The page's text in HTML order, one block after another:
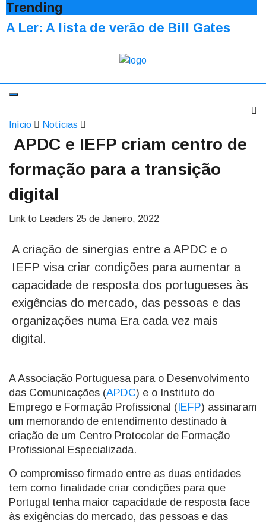
Trending
A Ler: A lista de verão de Bill Gates
Início Notícias
APDC e IEFP criam centro de
formação para a transição
digital
Link to Leaders 25 de Janeiro, 2022
A criação de sinergias entre a APDC e o
IEFP visa criar condições para aumentar a
capacidade de resposta dos portugueses às
exigências do mercado, das pessoas e das
organizações numa Era cada vez mais
digital.
A Associação Portuguesa para o Desenvolvimento
das Comunicações (APDC) e o Instituto do
Emprego e Formação Profissional ( IEFP) assinaram
um memorando de entendimento destinado à
criação de um Centro Protocolar de Formação
Profissional Especializada.
O compromisso firmado entre as duas entidades
tem como finalidade criar condições para que
Portugal tenha maior capacidade de resposta face
às exigências do mercado, das pessoas e das